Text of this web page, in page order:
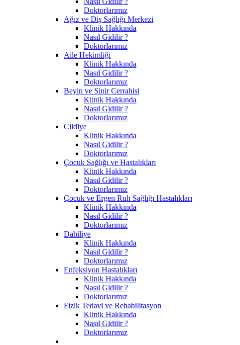
Doktorlarımız
Ağız ve Diş Sağlığı Merkezi
Klinik Hakkında
Nasıl Gidilir ?
Doktorlarımız
Aile Hekimliği
Klinik Hakkında
Nasıl Gidilir ?
Doktorlarımız
Beyin ve Sinir Cerrahisi
Klinik Hakkında
Nasıl Gidilir ?
Doktorlarımız
Cildiye
Klinik Hakkında
Nasıl Gidilir ?
Doktorlarımız
Çocuk Sağlığı ve Hastalıkları
Klinik Hakkında
Nasıl Gidilir ?
Doktorlarımız
Çocuk ve Ergen Ruh Sağlığı Hastalıkları
Klinik Hakkında
Nasıl Gidilir ?
Doktorlarımız
Dahiliye
Klinik Hakkında
Nasıl Gidilir ?
Doktorlarımız
Enfeksiyon Hastalıkları
Klinik Hakkında
Nasıl Gidilir ?
Doktorlarımız
Fizik Tedavi ve Rehabilitasyon
Klinik Hakkında
Nasıl Gidilir ?
Doktorlarımız